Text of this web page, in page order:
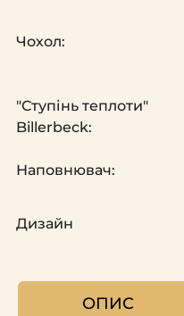
Чохол:
"Ступінь теплоти"
Billerbeck:
Наповнювач:
Дизайн
ОПИС